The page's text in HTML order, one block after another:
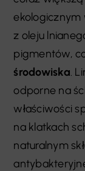
ekologicznym
z oleju
pigmentów,
środowiska.
odporne na
właściwości
na klatkach
naturalnym